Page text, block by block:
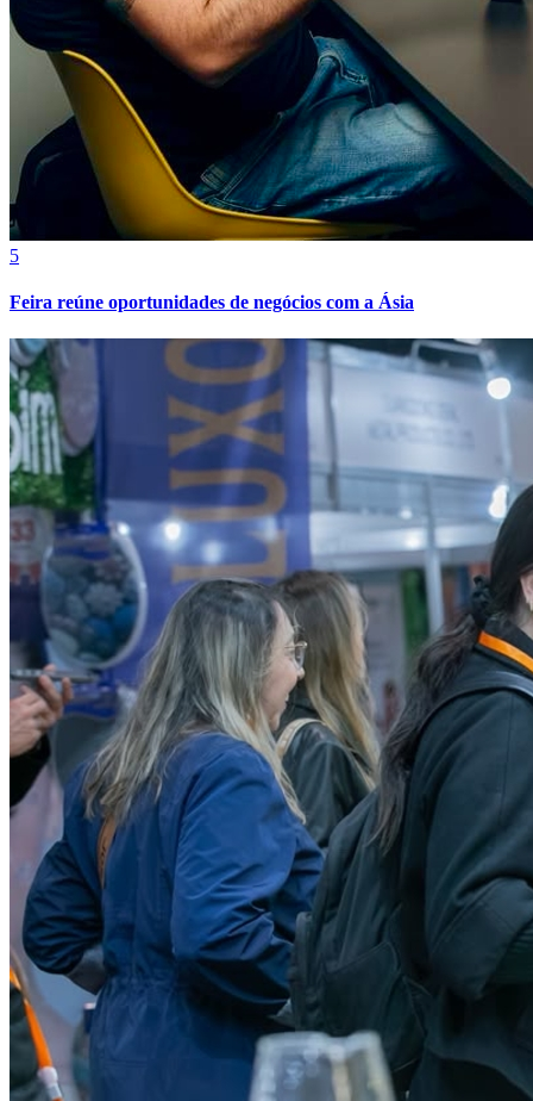
Atlético-MG
Cruzeiro
5
Feira reúne oportunidades de negócios com a Ásia